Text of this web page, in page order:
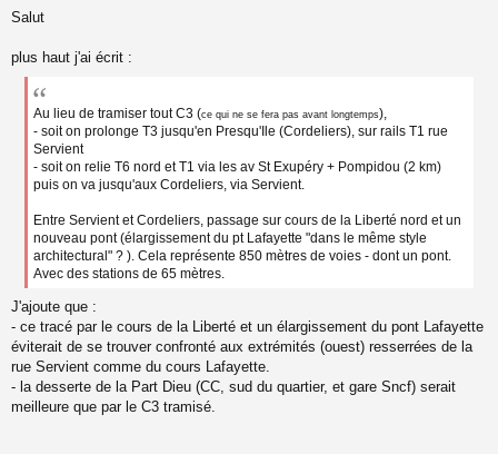
e
s
Salut
plus haut j'ai écrit :
Au lieu de tramiser tout C3 (ce qui ne se fera pas avant longtemps),
- soit on prolonge T3 jusqu'en Presqu'Ile (Cordeliers), sur rails T1 rue
Servient
- soit on relie T6 nord et T1 via les av St Exupéry + Pompidou (2 km)
puis on va jusqu'aux Cordeliers, via Servient.
Entre Servient et Cordeliers, passage sur cours de la Liberté nord et un
nouveau pont (élargissement du pt Lafayette "dans le même style
architectural" ? ). Cela représente 850 mètres de voies - dont un pont.
Avec des stations de 65 mètres.
J'ajoute que :
- ce tracé par le cours de la Liberté et un élargissement du pont Lafayette
éviterait de se trouver confronté aux extrémités (ouest) resserrées de la
rue Servient comme du cours Lafayette.
- la desserte de la Part Dieu (CC, sud du quartier, et gare Sncf) serait
meilleure que par le C3 tramisé.